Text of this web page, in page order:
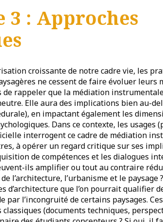
3 : Approches
croissante de notre cadre vie, les
ne cessent de faire évoluer leurs
rappeler que la médiation
Elle aura des implications bien au-
en impactant également les
Dans ce contexte, les usages
interrogent ce cadre de médiation
à opérer un regard critique sur ses
de compétences et les dialogues
ils amplifier ou tout au contraire
l’architecture, l’urbanisme et le paysage
d’architecture que l’on pourrait qualifier
l’incongruité de certains paysages.
(documents techniques,